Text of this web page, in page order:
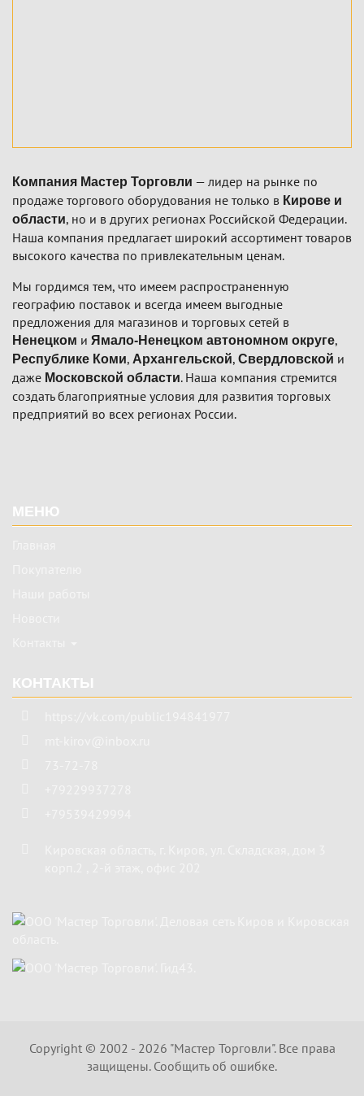
Компания Мастер Торговли — лидер на рынке по
продаже торгового оборудования не только в Кирове и
области, но и в других регионах Российской Федерации.
Наша компания предлагает широкий ассортимент товаров
высокого качества по привлекательным ценам.
Мы гордимся тем, что имеем распространенную
географию поставок и всегда имеем выгодные
предложения для магазинов и торговых сетей в
Ненецком и Ямало-Ненецком автономном округе,
Республике Коми, Архангельской, Свердловской и
даже Московской области. Наша компания стремится
создать благоприятные условия для развития торговых
предприятий во всех регионах России.
МЕНЮ
КОНТАКТЫ
Copyright © 2002 - 2026 "Мастер Торговли". Все права
защищены. Сообщить об ошибке.